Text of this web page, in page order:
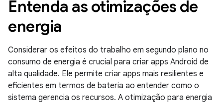
Entenda as otimizações de
energia
Considerar os efeitos do trabalho em segundo plano no
consumo de energia é crucial para criar apps Android de
alta qualidade. Ele permite criar apps mais resilientes e
eficientes em termos de bateria ao entender como o
sistema gerencia os recursos. A otimização para energia